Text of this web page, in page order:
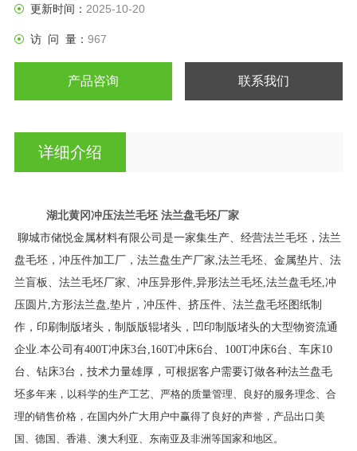
更新时间： 2025-10-20
访 问 量： 967
产品咨询 联系我们
详细介绍
湖北黄冈冲压法兰毛坯 法兰盘毛坯厂家
聊城市储悦金属材料有限公司是一家集生产、经营法兰毛坯，法兰
盘毛坯，冲压件加工厂，法兰盘生产厂家,法兰毛坯、金属垫片、法
兰盲板、法兰毛坯厂家、冲压异形件,异形法兰毛坯,法兰盘毛坯,冲
压圆片,方形法兰盘,垫片，冲压件、挤压件、法兰盘毛坯图纸制
作，印刷制版堵头，制版版辊堵头，凹印制版堵头的大型物资流通
企业.本公司有400T冲床3台,160T冲床6台、100T冲床6台、车床10
台、钻床3台，技术力量雄厚，可根据客户需要订做各种法兰盘毛
坯多年来，以科学的生产工艺、严格的质量管理、良好的服务理念、合
理的销售价格，在国内外广大用户中赢得了良好的声誉，产品出口美
国、德国、香港、澳大利亚、东南亚及非洲等国家和地区。